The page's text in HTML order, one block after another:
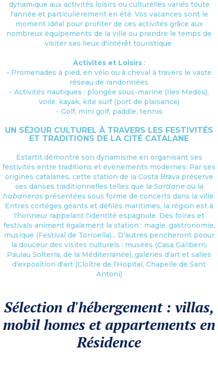
dynamique aux activités loisirs ou culturelles variés toute
l'année et particulièrement en été. Vos vacances sont le
moment idéal pour profiter de ces activités grâce aux
nombreux équipements de la ville ou prendre le temps de
visiter ses lieux d'intérêt touristique.
Activités et Loisirs:
- Promenades à pied, en vélo ou à cheval à travers le vaste
réseau de randonnées
- Activités nautiques : plongée sous-marine (Iles Medès),
voile, kayak, kite surf (port de plaisance)
- Golf, mini golf, paddle, tennis
UN SÉJOUR CULTUREL À TRAVERS LES FESTIVITÉS
ET TRADITIONS DE LA CITÉ CATALANE
Estartit démontre son dynamisme en organisant ses
festivités entre traditions et évènements modernes. Par ses
origines catalanes, cette station de la Costa Brava préserve
ses danses traditionnelles telles que la Sardane ou la
habaneras présentées sous forme de concerts dans la ville.
Entres cortèges géants et défilés maritimes, la région est à
l'honneur rappelant l'identité espagnole. Des foires et
festivals animent également la station : magie, gastronomie,
musique (Festival de Torroella)... D'autres pencheront poour
la douceur des visites culturels : musées (Casa Galibern,
Paulau Solterra, de la Méditerranée), galeries d'art et salles
d'exposition d'art (Cloître de l'Hopital, Chapelle de Sant
Antoni)
Sélection d'hébergement : villas,
mobil homes et appartements en
Résidence